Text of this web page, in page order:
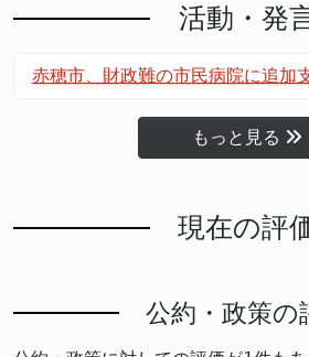
活動・発
赤穂市、財政難の市民病院に追
もっと見る
現在の評
公約・政策の